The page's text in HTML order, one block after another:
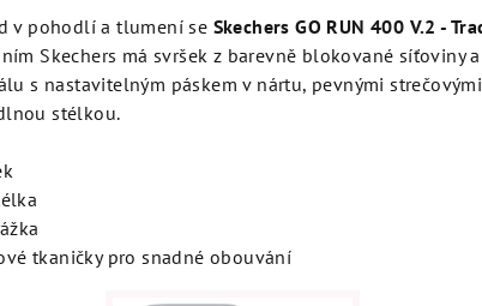
v pohodlí a tlumení se Skechers GO RUN 400 V.2 -
Skechers má svršek z barevně blokované síťoviny
s nastavitelným páskem v nártu, pevnými
stélkou.
tkaničky pro snadné obouvání